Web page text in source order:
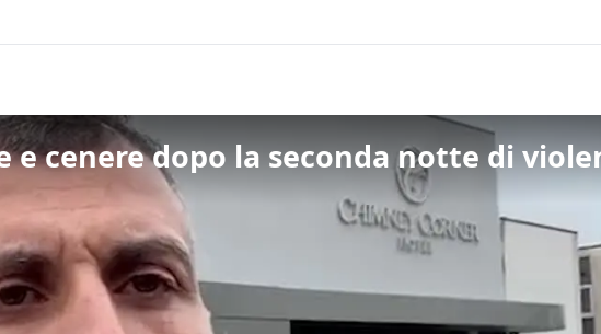
cenere dopo la seconda notte di